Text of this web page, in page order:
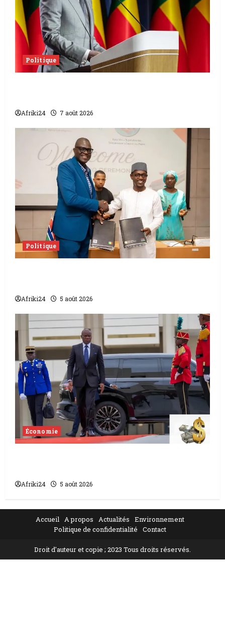
Politique
Afriki24 7 août 2026
Politique
Afriki24 5 août 2026
Économie
Afriki24 5 août 2026
Accueil A propos Actualités
Environnement
Politique de confidentialité
Contact
Droit d'auteur et copie ; 2023 Tous droits réservés.